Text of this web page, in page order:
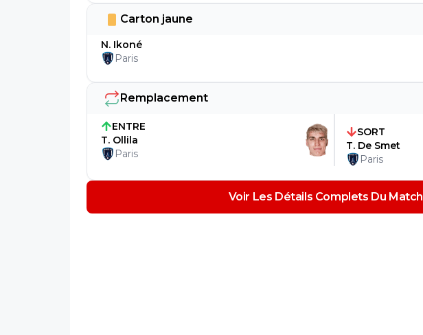
Carton jaune
N. Ikoné
Paris
Remplacement
ENTRE
T. Ollila
Paris
SORT
T. De Smet
Paris
Voir Les Détails Complets Du Match